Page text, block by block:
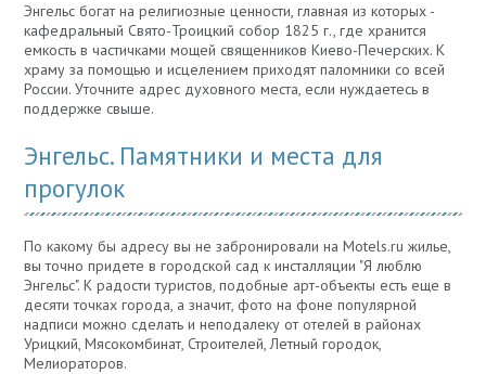
Энгельс богат на религиозные ценности, главная из которых -
кафедральный Свято-Троицкий собор 1825 г., где хранится
емкость в частичками мощей священников Киево-Печерских. К
храму за помощью и исцелением приходят паломники со всей
России. Уточните адрес духовного места, если нуждаетесь в
поддержке свыше.
Энгельс. Памятники и места для
прогулок
По какому бы адресу вы не забронировали на Motels.ru жилье,
вы точно придете в городской сад к инсталляции "Я люблю
Энгельс". К радости туристов, подобные арт-объекты есть еще в
десяти точках города, а значит, фото на фоне популярной
надписи можно сделать и неподалеку от отелей в районах
Урицкий, Мясокомбинат, Строителей, Летный городок,
Мелиораторов.